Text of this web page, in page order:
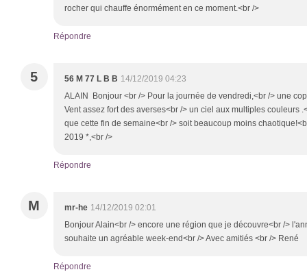
rocher qui chauffe énormément en ce moment.<br />
Répondre
5 56 M 77 L B B 14/12/2019 04:23
ALAIN Bonjour <br /> Pour la journée de vendredi,<br /> une
Vent assez fort des averses<br /> un ciel aux multiples couleurs
que cette fin de semaine<br /> soit beaucoup moins
2019 *,<br />
Répondre
M mr-he 14/12/2019 02:01
Bonjour Alain<br /> encore une région que je découvre<br />
souhaite un agréable week-end<br /> Avec amitiés <br /> René
Répondre